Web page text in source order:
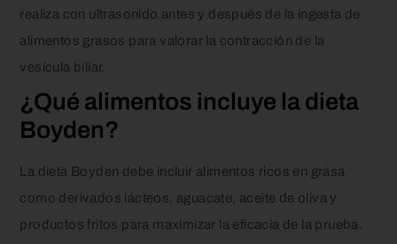
realiza con ultrasonido antes y después de la ingesta de
alimentos grasos para valorar la contracción de la
vesícula biliar.
¿Qué alimentos incluye la dieta
Boyden?
La dieta Boyden debe incluir alimentos ricos en grasa
como derivados lácteos, aguacate, aceite de oliva y
productos fritos para maximizar la eficacia de la prueba.